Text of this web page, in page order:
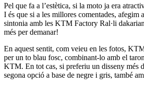
Pel que fa a l’estètica, si la moto ja era
I és que si a les millores comentades, afegim
sintonia amb les KTM Factory Ral·li
més per demanar!
En aquest sentit, com veieu en les fotos,
per un to blau fosc, combinant-lo amb el
KTM. En tot cas, si preferiu un disseny més
segona opció a base de negre i gris, també